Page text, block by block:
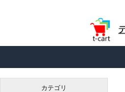
カテゴリ